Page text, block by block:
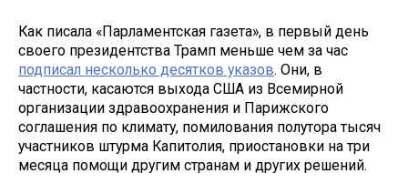
Как писала «Парламентская газета», в первый день
своего президентства Трамп меньше чем за час
подписал несколько десятков указов. Они, в
частности, касаются выхода США из Всемирной
организации здравоохранения и Парижского
соглашения по климату, помилования полутора тысяч
участников штурма Капитолия, приостановки на три
месяца помощи другим странам и других решений.